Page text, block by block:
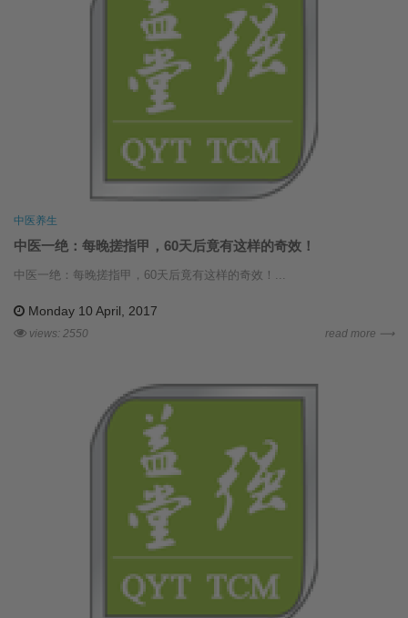
中医养生
中医一绝：每晚搓指甲，60天后竟有这样的奇效！
中医一绝：每晚搓指甲，60天后竟有这样的奇效！...
Monday 10 April, 2017
views: 2550 read more ⟶